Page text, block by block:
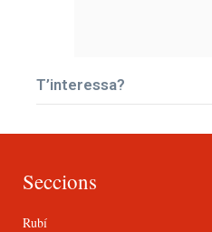
T’interessa?
Seccions
Rubí